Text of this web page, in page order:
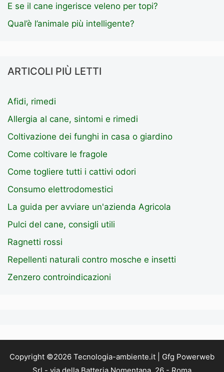
E se il cane ingerisce veleno per topi?
Qual’è l’animale più intelligente?
ARTICOLI PIÙ LETTI
Afidi, rimedi
Allergia al cane, sintomi e rimedi
Coltivazione dei funghi in casa o giardino
Come coltivare le fragole
Come togliere tutti i cattivi odori
Consumo elettrodomestici
La guida per avviare un'azienda Agricola
Pulci del cane, consigli utili
Ragnetti rossi
Repellenti naturali contro mosche e insetti
Zenzero controindicazioni
Copyright ©2026 Tecnologia-ambiente.it | Gfg Powerweb
Srl - via della Batteria Nomentana, 26 - Roma